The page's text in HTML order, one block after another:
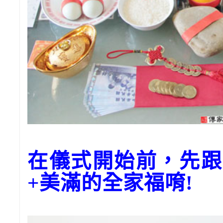
在儀式開始前，先
+美滿的全家福唷!